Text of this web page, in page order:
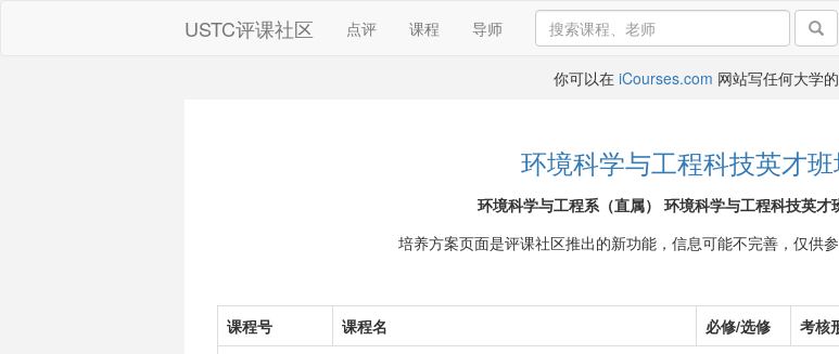
USTC评课社区 点评 课程 导师
你可以在 iCourses.com 网站写任何大学
环境科学与工程科技英才
环境科学与工程系（直属） 环境科学与工程科技英
培养方案页面是评课社区推出的新功能，信息可能不完善，仅供
课程号 课程名 必修/选修 考核